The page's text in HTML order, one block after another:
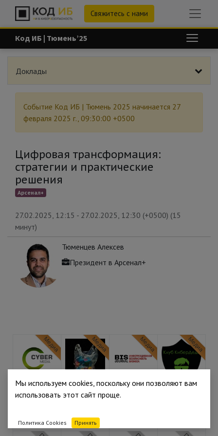
Свяжитесь с нами
Код ИБ | Тюмень’25
Доклады
Событие Код ИБ | Тюмень 2025 начинается 27
февраля 2025 г., 09:30:00 +0500
Цифровая трансформация:
стратегии и практические
решения
Арсенал+
27.02.2025, 12:15 - 27.02.2025, 12:30 (+0500) (15
минут)
Тюменцев Алексев
Президент в Арсенал+
Медиа Медиа Медиа Медиа
Медиа Медиа
Мы используем cookies, поскольку они позволяют вам
использовать этот сайт проще.
Политика Cookies Принять